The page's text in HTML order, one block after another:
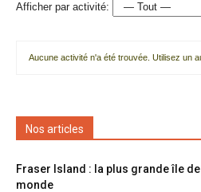
Afficher par activité:
Aucune activité n'a été trouvée. Utilisez un
Nos articles
Fraser Island : la plus grande île
monde